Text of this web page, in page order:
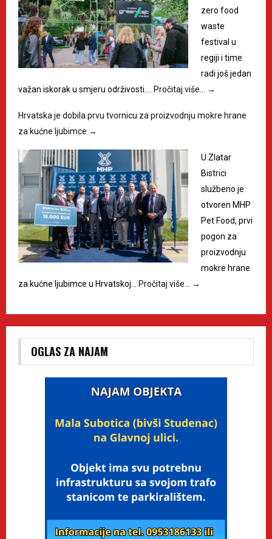
zero food
waste
festival u
regiji i time
radi još jedan
važan iskorak u smjeru održivosti.…
Pročitaj više… →
Hrvatska je dobila prvu tvornicu za proizvodnju mokre hrane
za kućne ljubimce →
U Zlatar
Bistrici
službeno je
otvoren MHP
Pet Food, prvi
pogon za
proizvodnju
mokre hrane
za kućne ljubimce u Hrvatskoj…
Pročitaj više… →
OGLAS ZA NAJAM